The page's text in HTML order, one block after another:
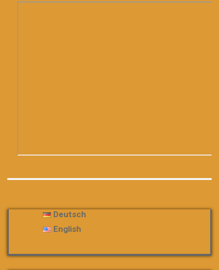
Deutsch
English